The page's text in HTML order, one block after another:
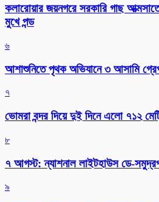
কলারোয়ার জয়নগরে সরকারি গাছ
মুখে পন্ড
৬
আশাশুনিতে পৃথক অভিযানে ৩ আসামি
৭
ভোমরা বন্দর দিয়ে দুই দিনে এলো ৭১২
৮
৭ আগস্ট: ন্যাশনাল লাইটহাউস ডে-
৯